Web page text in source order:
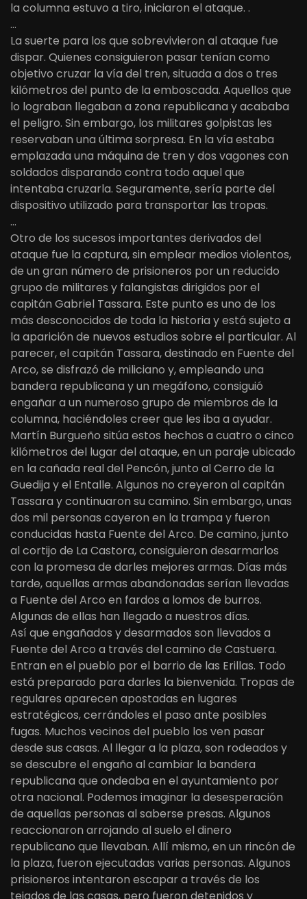
la columna estuvo a tiro, iniciaron el ataque. .
…
La suerte para los que sobrevivieron al ataque fue
dispar. Quienes consiguieron pasar tenían como
objetivo cruzar la vía del tren, situada a dos o tres
kilómetros del punto de la emboscada. Aquellos que
lo lograban llegaban a zona republicana y acababa
el peligro. Sin embargo, los militares golpistas les
reservaban una última sorpresa. En la vía estaba
emplazada una máquina de tren y dos vagones con
soldados disparando contra todo aquel que
intentaba cruzarla. Seguramente, sería parte del
dispositivo utilizado para transportar las tropas.
…
Otro de los sucesos importantes derivados del
ataque fue la captura, sin emplear medios violentos,
de un gran número de prisioneros por un reducido
grupo de militares y falangistas dirigidos por el
capitán Gabriel Tassara. Este punto es uno de los
más desconocidos de toda la historia y está sujeto a
la aparición de nuevos estudios sobre el particular. Al
parecer, el capitán Tassara, destinado en Fuente del
Arco, se disfrazó de miliciano y, empleando una
bandera republicana y un megáfono, consiguió
engañar a un numeroso grupo de miembros de la
columna, haciéndoles creer que les iba a ayudar.
Martín Burgueño sitúa estos hechos a cuatro o cinco
kilómetros del lugar del ataque, en un paraje ubicado
en la cañada real del Pencón, junto al Cerro de la
Guedija y el Entalle. Algunos no creyeron al capitán
Tassara y continuaron su camino. Sin embargo, unas
dos mil personas cayeron en la trampa y fueron
conducidas hasta Fuente del Arco. De camino, junto
al cortijo de La Castora, consiguieron desarmarlos
con la promesa de darles mejores armas. Días más
tarde, aquellas armas abandonadas serían llevadas
a Fuente del Arco en fardos a lomos de burros.
Algunas de ellas han llegado a nuestros días.
Así que engañados y desarmados son llevados a
Fuente del Arco a través del camino de Castuera.
Entran en el pueblo por el barrio de las Erillas. Todo
está preparado para darles la bienvenida. Tropas de
regulares aparecen apostadas en lugares
estratégicos, cerrándoles el paso ante posibles
fugas. Muchos vecinos del pueblo los ven pasar
desde sus casas. Al llegar a la plaza, son rodeados y
se descubre el engaño al cambiar la bandera
republicana que ondeaba en el ayuntamiento por
otra nacional. Podemos imaginar la desesperación
de aquellas personas al saberse presas. Algunos
reaccionaron arrojando al suelo el dinero
republicano que llevaban. Allí mismo, en un rincón de
la plaza, fueron ejecutadas varias personas. Algunos
prisioneros intentaron escapar a través de los